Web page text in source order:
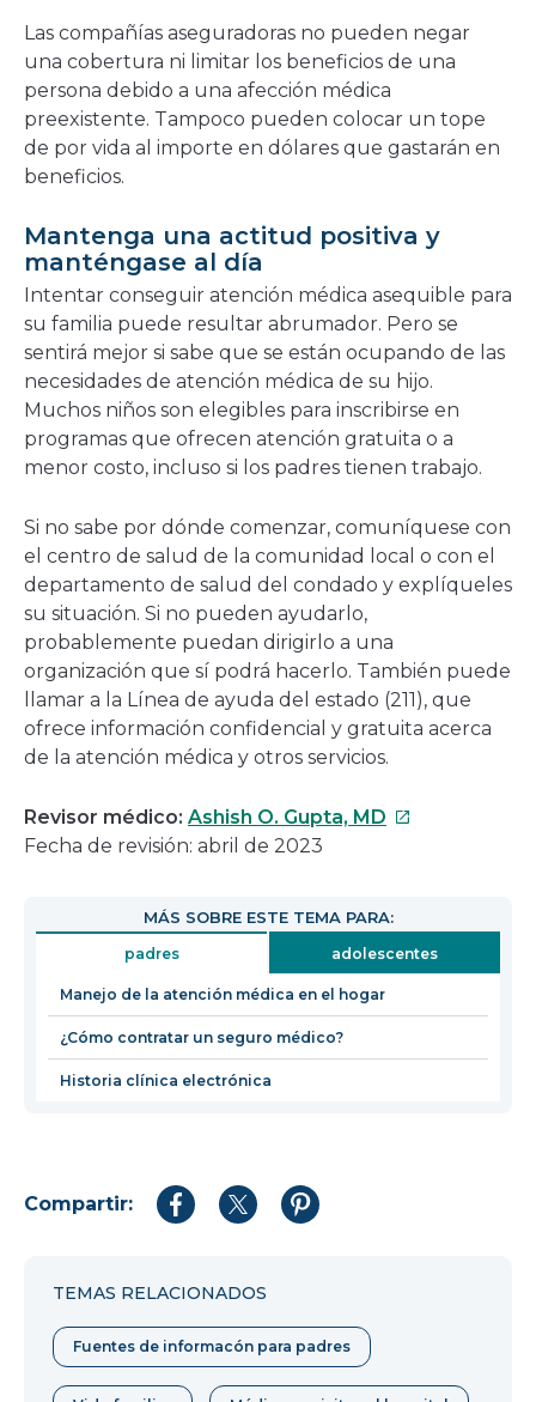
Las compañías aseguradoras no pueden negar
una cobertura ni limitar los beneficios de una
persona debido a una afección médica
preexistente. Tampoco pueden colocar un tope
de por vida al importe en dólares que gastarán en
beneficios.
Mantenga una actitud positiva y
manténgase al día
Intentar conseguir atención médica asequible para
su familia puede resultar abrumador. Pero se
sentirá mejor si sabe que se están ocupando de las
necesidades de atención médica de su hijo.
Muchos niños son elegibles para inscribirse en
programas que ofrecen atención gratuita o a
menor costo, incluso si los padres tienen trabajo.
Si no sabe por dónde comenzar, comuníquese con
el centro de salud de la comunidad local o con el
departamento de salud del condado y explíqueles
su situación. Si no pueden ayudarlo,
probablemente puedan dirigirlo a una
organización que sí podrá hacerlo. También puede
llamar a la Línea de ayuda del estado (211), que
ofrece información confidencial y gratuita acerca
de la atención médica y otros servicios.
Revisor médico: Ashish O. Gupta, MD Este
en
una
ventana
Fecha de revisión: abril de 2023
MÁS SOBRE ESTE TEMA PARA:
padres adolescentes
Manejo de la atención médica en el hogar
¿Cómo contratar un seguro médico?
Historia clínica electrónica
Compartir:
CompartirCompartirCompartir
TEMAS RELACIONADOS
Fuentes de informacón para padres